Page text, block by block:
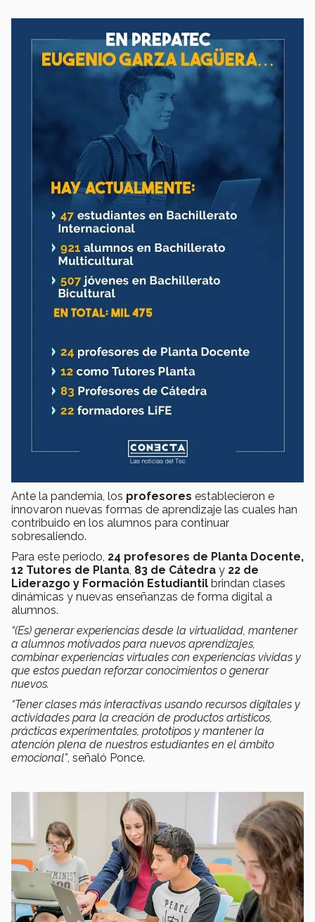
Ante la pandemia, los profesores establecieron e
innovaron nuevas formas de aprendizaje las cuales han
contribuido en los alumnos para continuar
sobresaliendo.
Para este periodo, 24 profesores de Planta Docente,
12 Tutores de Planta 83 de Cátedra y 22 de
Liderazgo y Formación Estudiantil brindan clases
dinámicas y nuevas enseñanzas de forma digital a
alumnos.
“(Es) generar experiencias desde la virtualidad, mantener
a alumnos motivados para nuevos aprendizajes,
combinar experiencias virtuales con experiencias vividas y
que estos puedan reforzar conocimientos o generar
nuevos.
“Tener clases más interactivas usando recursos digitales y
actividades para la creación de productos artísticos,
prácticas experimentales, prototipos y mantener la
atención plena de nuestros estudiantes en el ámbito
emocional”, señaló Ponce.